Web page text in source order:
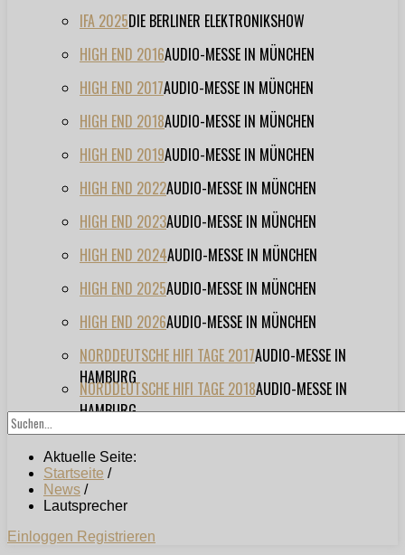
IFA 2025DIE BERLINER ELEKTRONIKSHOW
HIGH END 2016AUDIO-MESSE IN MÜNCHEN
HIGH END 2017AUDIO-MESSE IN MÜNCHEN
HIGH END 2018AUDIO-MESSE IN MÜNCHEN
HIGH END 2019AUDIO-MESSE IN MÜNCHEN
HIGH END 2022AUDIO-MESSE IN MÜNCHEN
HIGH END 2023AUDIO-MESSE IN MÜNCHEN
HIGH END 2024AUDIO-MESSE IN MÜNCHEN
HIGH END 2025AUDIO-MESSE IN MÜNCHEN
HIGH END 2026AUDIO-MESSE IN MÜNCHEN
NORDDEUTSCHE HIFI TAGE 2017AUDIO-MESSE IN
HAMBURG
NORDDEUTSCHE HIFI TAGE 2018AUDIO-MESSE IN
HAMBURG
Aktuelle Seite:
Startseite /
News /
Lautsprecher
Einloggen Registrieren